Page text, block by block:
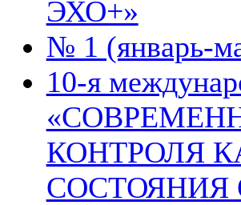
ЭХО+»
№ 1 (январь-
10-я
КОНТРОЛЯ
СОСТОЯНИЯ